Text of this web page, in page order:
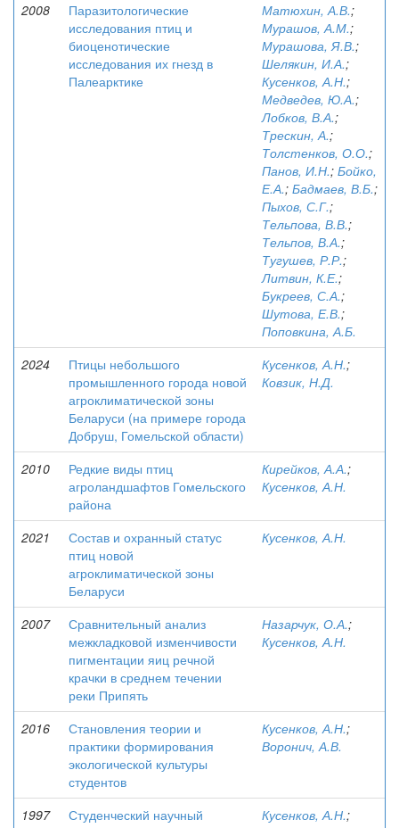
2008
Паразитологические
исследования птиц и
биоценотические
исследования их гнезд в
Палеарктике
Матюхин, А.В.;
Мурашов, А.М.;
Мурашова, Я.В.;
Шелякин, И.А.;
Кусенков, А.Н.;
Медведев, Ю.А.;
Лобков, В.А.;
Трескин, А.;
Толстенков, О.О.;
Панов, И.Н.; Бойко,
Е.А.; Бадмаев, В.Б.;
Пыхов, С.Г.;
Тельпова, В.В.;
Тельпов, В.А.;
Тугушев, Р.Р.;
Литвин, К.Е.;
Букреев, С.А.;
Шутова, Е.В.;
Поповкина, А.Б.
2024
Птицы небольшого
промышленного города новой
агроклиматической зоны
Беларуси (на примере города
Добруш, Гомельской области)
Кусенков, А.Н.;
Ковзик, Н.Д.
2010
Редкие виды птиц
агроландшафтов Гомельского
района
Кирейков, А.А.;
Кусенков, А.Н.
2021
Состав и охранный статус
птиц новой
агроклиматической зоны
Беларуси
Кусенков, А.Н.
2007
Сравнительный анализ
межкладковой изменчивости
пигментации яиц речной
крачки в среднем течении
реки Припять
Назарчук, О.А.;
Кусенков, А.Н.
2016
Становления теории и
практики формирования
экологической культуры
студентов
Кусенков, А.Н.;
Воронич, А.В.
1997
Студенческий научный
Кусенков, А.Н.;